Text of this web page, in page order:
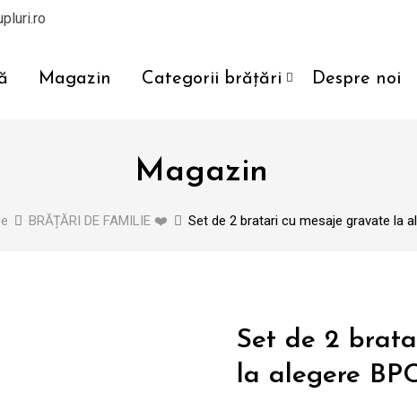
Magazin Categorii brățări Despre noi
Magazin
BRĂȚĂRI DE FAMILIE ❤️ Set de 2 bratari cu mesaje gravate la
Set de 2
la alegere